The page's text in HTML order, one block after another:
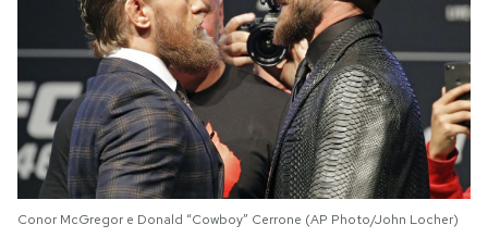
Conor McGregor e Donald “Cowboy” Cerrone (AP Photo/John Locher)